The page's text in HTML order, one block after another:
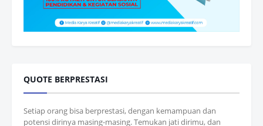
QUOTE BERPRESTASI
Setiap orang bisa berprestasi, dengan kemampuan dan
potensi dirinya masing-masing. Temukan jati dirimu, dan